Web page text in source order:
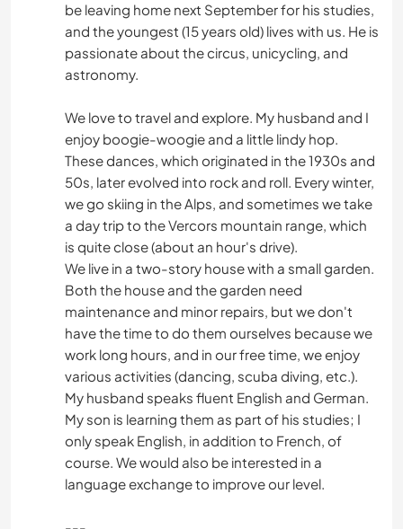
be leaving home next September for his studies,
and the youngest (15 years old) lives with us. He is
passionate about the circus, unicycling, and
astronomy.
We love to travel and explore. My husband and I
enjoy boogie-woogie and a little lindy hop.
These dances, which originated in the 1930s and
50s, later evolved into rock and roll. Every winter,
we go skiing in the Alps, and sometimes we take
a day trip to the Vercors mountain range, which
is quite close (about an hour's drive).
We live in a two-story house with a small garden.
Both the house and the garden need
maintenance and minor repairs, but we don't
have the time to do them ourselves because we
work long hours, and in our free time, we enjoy
various activities (dancing, scuba diving, etc.).
My husband speaks fluent English and German.
My son is learning them as part of his studies; I
only speak English, in addition to French, of
course. We would also be interested in a
language exchange to improve our level.